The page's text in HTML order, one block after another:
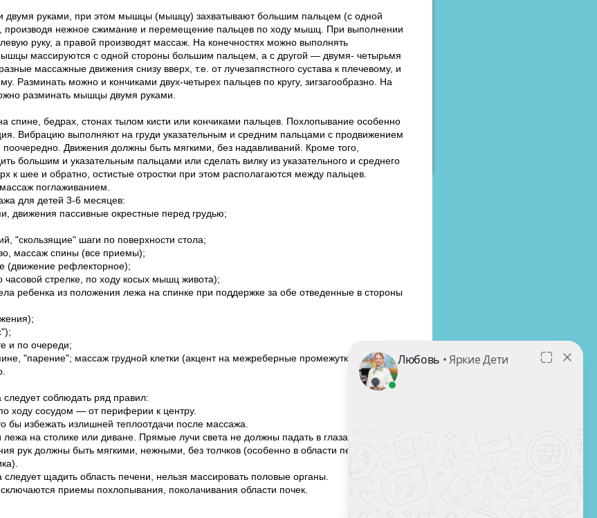
двумя руками, при этом мышцы (мышцу) захватывают большим пальцем (с одной
производя нежное сжимание и перемещение пальцев по ходу мышц. При выполнении
руку, а правой производят массаж. На конечностях можно выполнять
массируются с одной стороны большим пальцем, а с другой — двумя- четырьмя
массажные движения снизу вверх, т.е. от лучезапястного сустава к плечевому, и
Разминать можно и кончиками двух-четырех пальцев по кругу, зигзагообразно. На
разминать мышцы двумя руками.
спине, бедрах, стонах тылом кисти или кончиками пальцев. Похлопывание особенно
Вибрацию выполняют на груди указательным и средним пальцами с продвижением
поочередно. Движения должны быть мягкими, без надавливаний. Кроме того,
большим и указательным пальцами или сделать вилку из указательного и среднего
к шее и обратно, остистые отростки при этом располагаются между пальцев.
поглаживанием.
для детей 3-6 месяцев:
движения пассивные окрестные перед грудью;
"скользящие" шаги по поверхности стола;
массаж спины (все приемы);
(движение рефлекторное);
часовой стрелке, по ходу косых мышц живота);
ребенка из положения лежа на спинке при поддержке за обе отведенные в стороны
и по очереди;
"парение"; массаж грудной клетки (акцент на межреберные промежутки);
соблюдать ряд правил:
ходу сосудом — от периферии к центру.
бы избежать излишней теплоотдачи после массажа.
на столике или диване. Прямые лучи света не должны падать в глаза ребенка.
рук должны быть мягкими, нежными, без толчков (особенно в области печени,
щадить область печени, нельзя массировать половые органы.
приемы похлопывания, поколачивания области почек.